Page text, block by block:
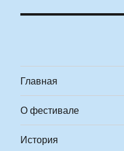
Главная
О фестивале
История